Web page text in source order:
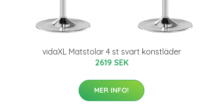
vidaXL Matstolar 4 st svart konstläder
2619 SEK
MER INFO!